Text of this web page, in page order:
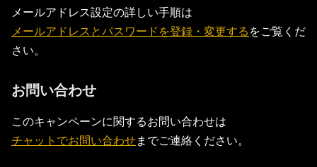
メールアドレス設定の詳しい手順は
メールアドレスとパスワードを登録・変更する をご覧くだ
さい。
お問い合わせ
このキャンペーンに関するお問い合わせは
チャットでお問い合わせまでご連絡ください。